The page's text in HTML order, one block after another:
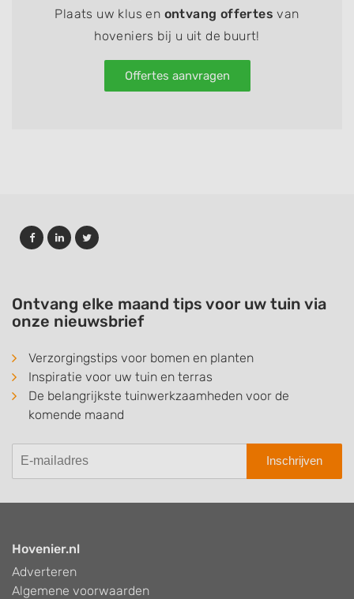
Plaats uw klus en ontvang offertes van
hoveniers bij u uit de buurt!
Offertes aanvragen
Ontvang elke maand tips voor uw tuin via
onze nieuwsbrief
Verzorgingstips voor bomen en planten
Inspiratie voor uw tuin en terras
De belangrijkste tuinwerkzaamheden voor de
komende maand
Inschrijven
Hovenier.nl
Adverteren
Algemene voorwaarden